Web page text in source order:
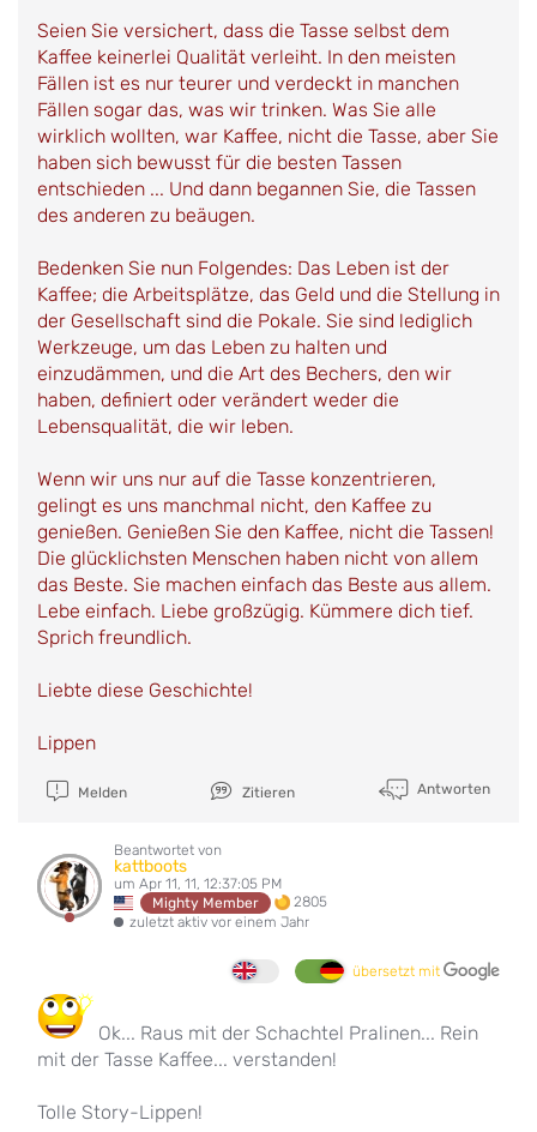
Seien Sie versichert, dass die Tasse selbst dem
Kaffee keinerlei Qualität verleiht. In den meisten
Fällen ist es nur teurer und verdeckt in manchen
Fällen sogar das, was wir trinken. Was Sie alle
wirklich wollten, war Kaffee, nicht die Tasse, aber Sie
haben sich bewusst für die besten Tassen
entschieden ... Und dann begannen Sie, die Tassen
des anderen zu beäugen.
Bedenken Sie nun Folgendes: Das Leben ist der
Kaffee; die Arbeitsplätze, das Geld und die Stellung in
der Gesellschaft sind die Pokale. Sie sind lediglich
Werkzeuge, um das Leben zu halten und
einzudämmen, und die Art des Bechers, den wir
haben, definiert oder verändert weder die
Lebensqualität, die wir leben.
Wenn wir uns nur auf die Tasse konzentrieren,
gelingt es uns manchmal nicht, den Kaffee zu
genießen. Genießen Sie den Kaffee, nicht die Tassen!
Die glücklichsten Menschen haben nicht von allem
das Beste. Sie machen einfach das Beste aus allem.
Lebe einfach. Liebe großzügig. Kümmere dich tief.
Sprich freundlich.
Liebte diese Geschichte!
Lippen
Melden Zitieren Antworten
Beantwortet von
kattboots
um Apr 11, 11, 12:37:05 PM
Mighty Member
2805
zuletzt aktiv vor einem Jahr
übersetzt mit
Ok... Raus mit der Schachtel Pralinen... Rein
mit der Tasse Kaffee... verstanden!
Tolle Story-Lippen!